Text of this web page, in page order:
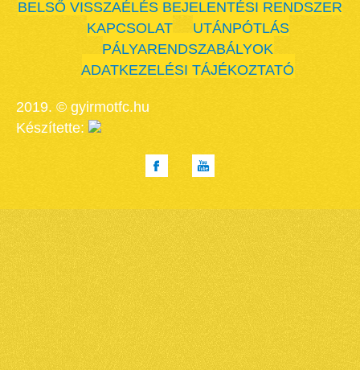
BELSŐ VISSZAÉLÉS BEJELENTÉSI RENDSZER
KAPCSOLAT
UTÁNPÓTLÁS
PÁLYARENDSZABÁLYOK
ADATKEZELÉSI TÁJÉKOZTATÓ
2019. © gyirmotfc.hu
Készítette: